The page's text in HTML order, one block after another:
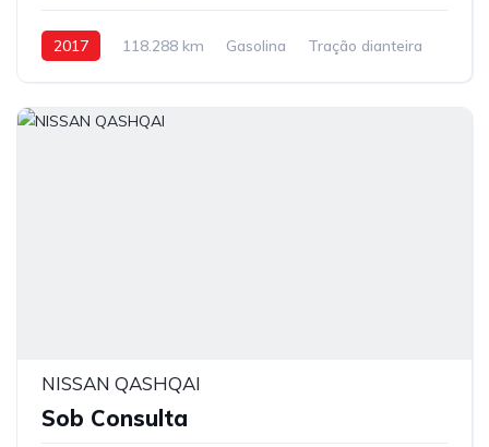
2017 118.288 km Gasolina Tração dianteira
NISSAN QASHQAI
Sob Consulta